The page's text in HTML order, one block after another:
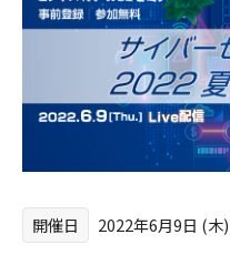
開催日 2022年6月9日 (木)